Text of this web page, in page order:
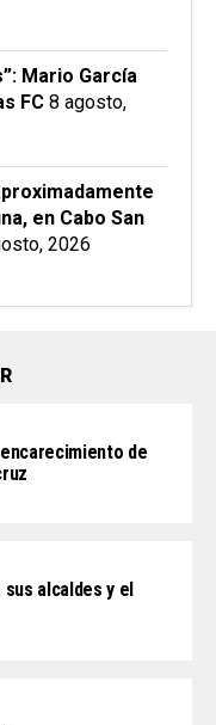
Mario García
FC 8 agosto,
en Cabo San
2026
encarecimiento de
alcaldes y el